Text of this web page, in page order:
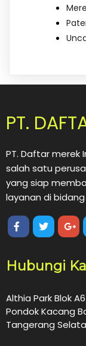
PT.
PT. Daftar merek
salah satu
yang siap
layanan di
Hubungi
Althia Park Blok
Pondok Kacang
Tangerang